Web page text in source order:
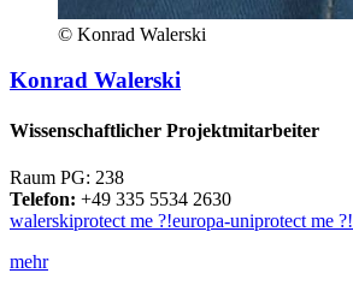
© Konrad Walerski
Konrad Walerski
Wissenschaftlicher Projektmitarbeiter
Raum PG: 238
Telefon: +49 335 5534 2630
walerskiprotect me ?!europa-uniprotect me ?!
mehr